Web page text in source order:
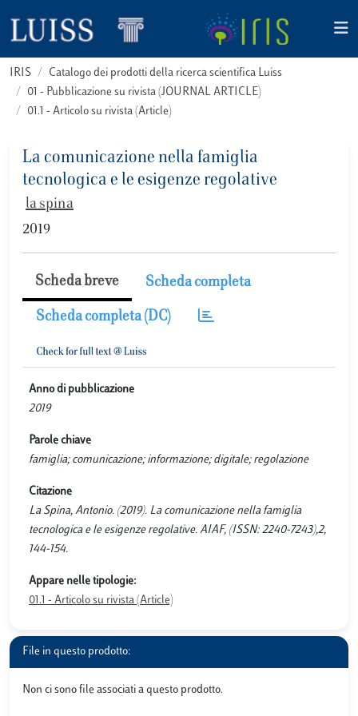
IRIS
Catalogo dei prodotti della ricerca scientifica Luiss
01 - Pubblicazione su rivista (JOURNAL ARTICLE)
01.1 - Articolo su rivista (Article)
La comunicazione nella famiglia
tecnologica e le esigenze regolative
la spina
2019
Scheda breve Scheda completa
Scheda completa (DC)
Anno di pubblicazione
2019
Parole chiave
famiglia; comunicazione; informazione; digitale; regolazione
Citazione
La Spina, Antonio. (2019). La comunicazione nella famiglia
tecnologica e le esigenze regolative. AIAF, (ISSN: 2240-7243),2,
144-154.
Appare nelle tipologie:
01.1 - Articolo su rivista (Article)
File in questo prodotto:
Non ci sono file associati a questo prodotto.